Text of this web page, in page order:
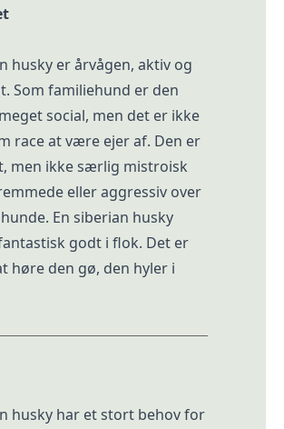
husky er årvågen, aktiv og
Som familiehund er den
social, men det er ikke
race at være ejer af. Den er
men ikke særlig mistroisk
eller aggressiv over
En siberian husky
godt i flok. Det er
høre den gø, den hyler i
husky har et stort behov for